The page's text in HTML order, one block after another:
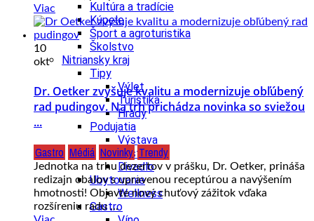
Kultúra a tradície
Kúpele
Šport a agroturistika
Školstvo
Nitriansky kraj
Tipy
Výlet
Turistika
Hrady
Podujatia
Výstava
Festival
Divadlo
Ubytovanie
Wellness
Gastro
Viac
10
okt
Dr. Oetker zvyšuje kvalitu a modernizuje obľúbený
rad pudingov. Na trh prichádza novinka so sviežou
...
Gastro Médiá Novinky Trendy
Jednotka na trhu dezertov v prášku, Dr. Oetker, prináša
redizajn obalov s upravenou receptúrou a navýšením
hmotnosti! Objavte nový chuťový zážitok vďaka
rozšíreniu radu ...